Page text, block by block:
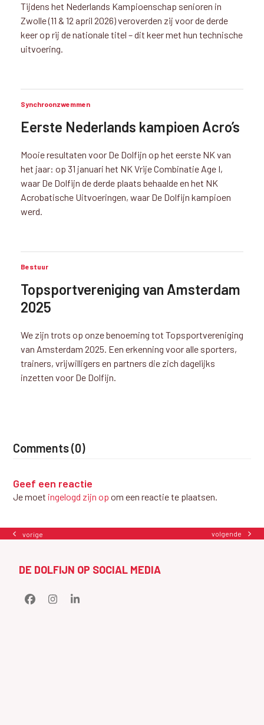
Tijdens het Nederlands Kampioenschap senioren in
Zwolle (11 & 12 april 2026) veroverden zij voor de derde
keer op rij de nationale titel – dit keer met hun technische
uitvoering.
Synchroonzwemmen
Eerste Nederlands kampioen Acro’s
Mooie resultaten voor De Dolfijn op het eerste NK van
het jaar: op 31 januari het NK Vrije Combinatie Age I,
waar De Dolfijn de derde plaats behaalde en het NK
Acrobatische Uitvoeringen, waar De Dolfijn kampioen
werd.
Bestuur
Topsportvereniging van Amsterdam
2025
We zijn trots op onze benoeming tot Topsportvereniging
van Amsterdam 2025. Een erkenning voor alle sporters,
trainers, vrijwilligers en partners die zich dagelijks
inzetten voor De Dolfijn.
Comments (0)
Geef een reactie
Je moet ingelogd zijn op om een reactie te plaatsen.
previous
vorige
next
volgende
DE DOLFIJN OP SOCIAL MEDIA
FacebookInstagramLinkedIn